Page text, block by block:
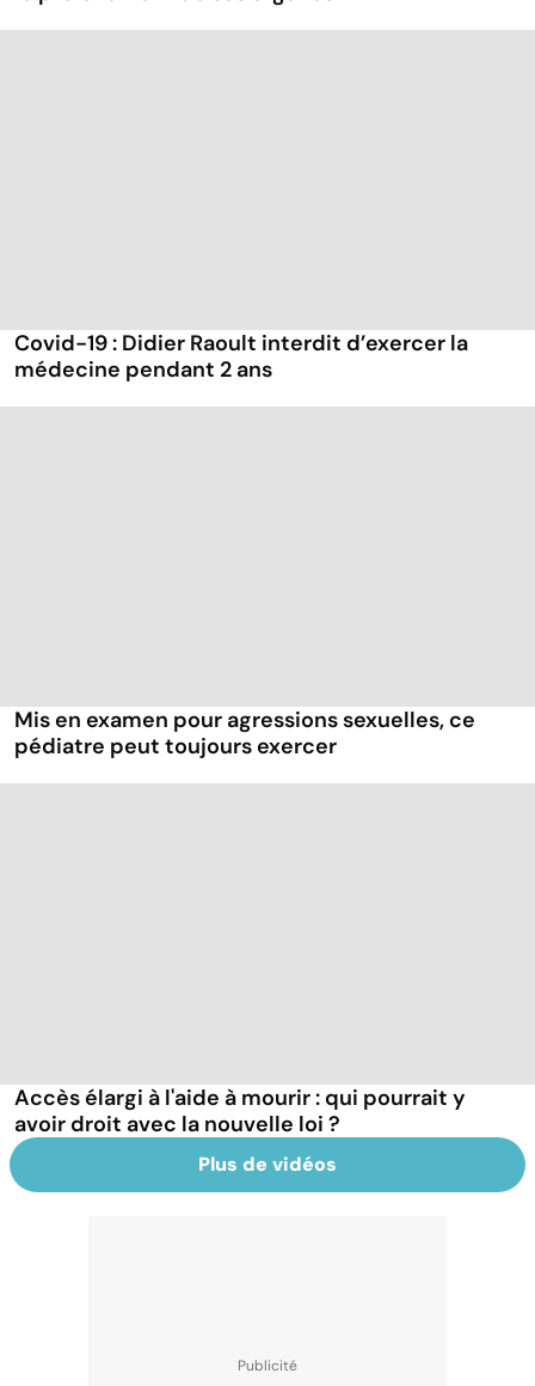
Covid-19 : Didier Raoult interdit d’exercer la
médecine pendant 2 ans
Mis en examen pour agressions sexuelles, ce
pédiatre peut toujours exercer
Accès élargi à l'aide à mourir : qui pourrait y
avoir droit avec la nouvelle loi ?
Plus de vidéos